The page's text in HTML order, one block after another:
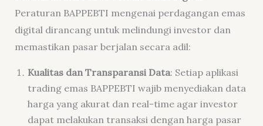
Peraturan BAPPEBTI mengenai perdagangan emas
digital dirancang untuk melindungi investor dan
memastikan pasar berjalan secara adil:
Kualitas dan Transparansi Data: Setiap aplikasi
trading emas BAPPEBTI wajib menyediakan data
harga yang akurat dan real-time agar investor
dapat melakukan transaksi dengan harga pasar